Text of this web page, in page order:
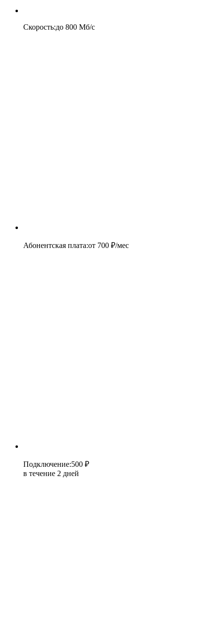
Скорость:до 800 Мб/c
Абонентская плата:от 700 ₽/мес
Подключение:500 ₽
в течение 2 дней